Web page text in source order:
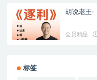
胡说老王-
会员精品
标签